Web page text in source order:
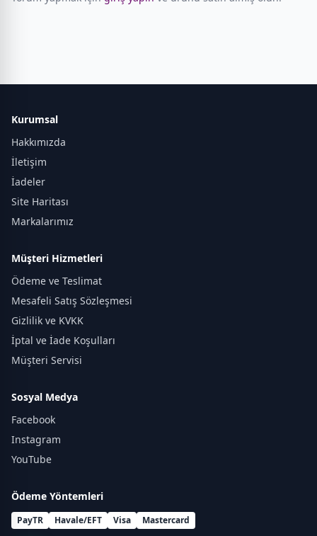
Kurumsal
Hakkımızda
İletişim
İadeler
Site Haritası
Markalarımız
Müşteri Hizmetleri
Ödeme ve Teslimat
Mesafeli Satış Sözleşmesi
Gizlilik ve KVKK
İptal ve İade Koşulları
Müşteri Servisi
Sosyal Medya
Facebook
Instagram
YouTube
Ödeme Yöntemleri
PayTR Havale/EFT Visa Mastercard